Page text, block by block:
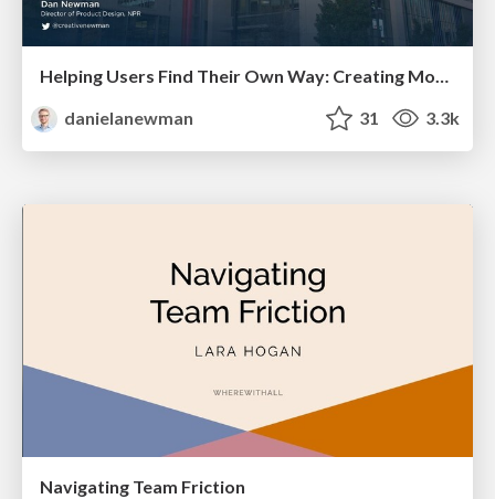
Helping Users Find Their Own Way: Creating Modern Search Experiences
danielanewman
31 3.3k
Navigating Team Friction